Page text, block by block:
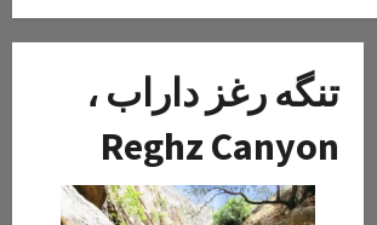
تنگه رغز داراب ،
Reghz Canyon